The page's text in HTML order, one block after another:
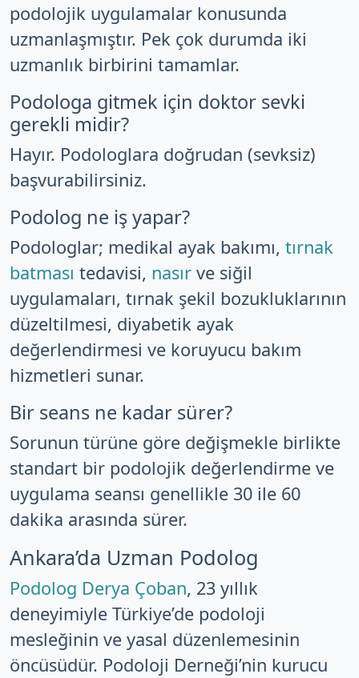
podolojik uygulamalar konusunda
uzmanlaşmıştır. Pek çok durumda iki
uzmanlık birbirini tamamlar.
Podologa gitmek için doktor sevki
gerekli midir?
Hayır. Podologlara doğrudan (sevksiz)
başvurabilirsiniz.
Podolog ne iş yapar?
Podologlar; medikal ayak bakımı, tırnak
batması tedavisi, nasır ve siğil
uygulamaları, tırnak şekil bozukluklarının
düzeltilmesi, diyabetik ayak
değerlendirmesi ve koruyucu bakım
hizmetleri sunar.
Bir seans ne kadar sürer?
Sorunun türüne göre değişmekle birlikte
standart bir podolojik değerlendirme ve
uygulama seansı genellikle 30 ile 60
dakika arasında sürer.
Ankara’da Uzman Podolog
Podolog Derya Çoban, 23 yıllık
deneyimiyle Türkiye’de podoloji
mesleğinin ve yasal düzenlemesinin
öncüsüdür. Podoloji Derneği’nin kurucu